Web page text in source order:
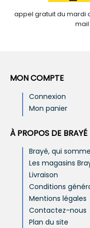
appel gratuit du mardi
mail
MON COMPTE
Connexion
Mon panier
À PROPOS DE BRAYÉ
Brayé, qui
Les magasins
Livraison
Conditions
Mentions légales
Contactez-nous
Plan du site